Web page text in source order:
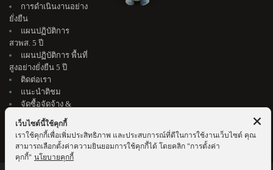
การดำเนินงานอย่าง
ยั่งยืน
แผนปฏิบัติการ
สวพส. 5 ปี
แผนปฏิบัติการ พื้นที่
สูงอย่างยั่งยืน 5 ปี
ติดต่อเรา
แนะนำติชม
จัดซื้อจัดจ้าง &
สมัครงาน
เว็บไซต์นี้ใช้คุกกี้
เราใช้คุกกี้เพื่อเพิ่มประสิทธิภาพ และประสบการณ์ที่ดีในการใช้งานเว็บไซต์ คุณ
สามารถเลือกตั้งค่าความยินยอมการใช้คุกกี้ได้ โดยคลิก "การตั้งค่า
คุกกี้" นโยบายคุกกี้